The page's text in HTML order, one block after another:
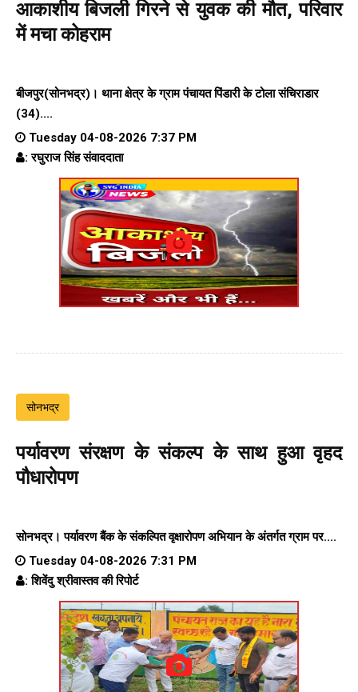
आकाशीय बिजली गिरने से युवक की मौत, परिवार
में मचा कोहराम
बीजपुर(सोनभद्र)। थाना क्षेत्र के ग्राम पंचायत पिंडारी के टोला संचिराडार
(34)....
Tuesday 04-08-2026 7:37 PM
: रघुराज सिंह संवाददाता
सोनभद्र
पर्यावरण संरक्षण के संकल्प के साथ हुआ वृहद
पौधारोपण
सोनभद्र। पर्यावरण बैंक के संकल्पित वृक्षारोपण अभियान के अंतर्गत ग्राम पर....
Tuesday 04-08-2026 7:31 PM
: शिवेंदु श्रीवास्तव की रिपोर्ट